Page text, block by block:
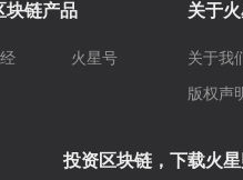
块链产品
火星号
关于
关于我
版权声
投资区块链，下载火